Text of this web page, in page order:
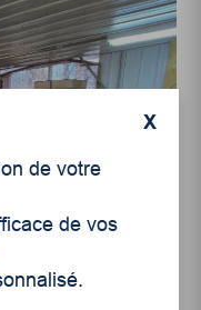
X
de votre
de vos